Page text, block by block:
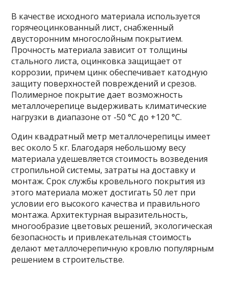
В качестве исходного материала используется
горячеоцинкованный лист, снабженный
двусторонним многослойным покрытием.
Прочность материала зависит от толщины
стального листа, оцинковка защищает от
коррозии, причем цинк обеспечивает катодную
защиту поверхностей повреждений и срезов.
Полимерное покрытие дает возможность
металлочерепице выдерживать климатические
нагрузки в диапазоне от -50 °С до +120 °С.
Один квадратный метр металлочерепицы имеет
вес около 5 кг. Благодаря небольшому весу
материала удешевляется стоимость возведения
стропильной системы, затраты на доставку и
монтаж. Срок службы кровельного покрытия из
этого материала может достигать 50 лет при
условии его высокого качества и правильного
монтажа. Архитектурная выразительность,
многообразие цветовых решений, экологическая
безопасность и привлекательная стоимость
делают металлочерепичную кровлю популярным
решением в строительстве.